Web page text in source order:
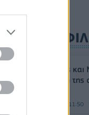
Ατρόμητος
Ανανέωση της
07/08/2026 - 11:50